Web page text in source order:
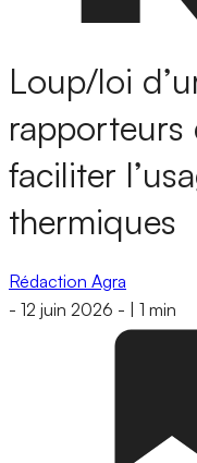
Loup/loi
rapporteurs
faciliter
thermiques
Rédaction Agra
- 12 juin 2026 - 1 min